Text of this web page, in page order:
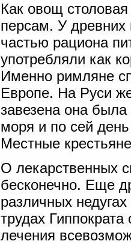
Как овощ
персам. У
частью рациона
употребляли как
Именно римляне
Европе. На Руси
завезена она
моря и по сей
Местные
О лекарственных
бесконечно. Еще
различных
трудах
лечения